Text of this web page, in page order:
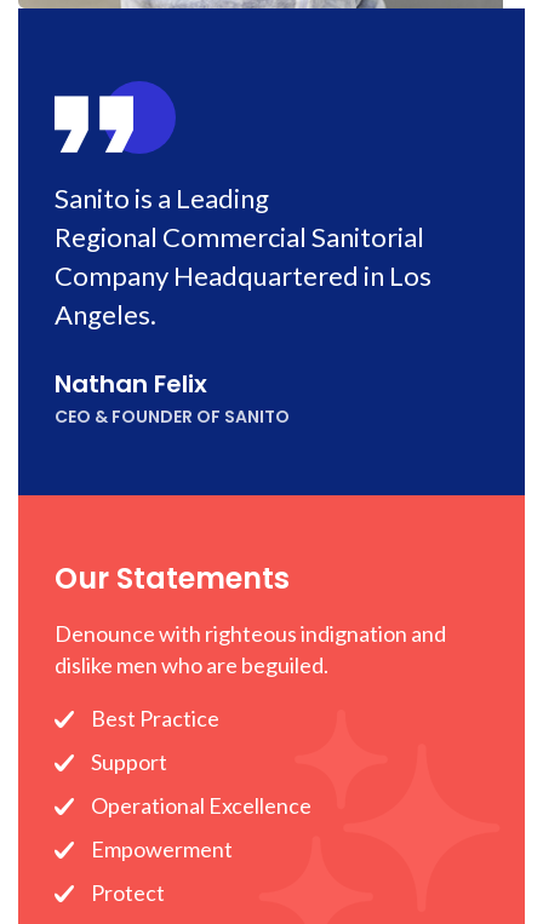
Sanito is a Leading
Regional Commercial Sanitorial
Company Headquartered in Los
Angeles.
Nathan Felix
CEO & FOUNDER OF SANITO
Our Statements
Denounce with righteous indignation and
dislike men who are beguiled.
Best Practice
Support
Operational Excellence
Empowerment
Protect